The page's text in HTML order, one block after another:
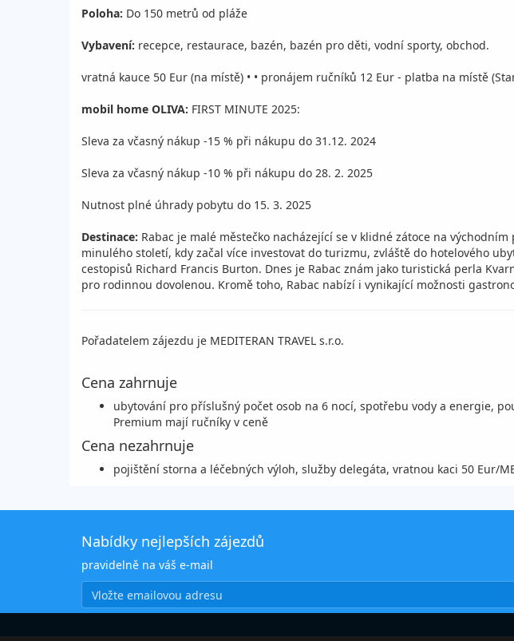
Poloha: Do 150 metrů od pláže
Vybavení: recepce, restaurace, bazén, bazén pro děti, vodní sporty, obchod.
vratná kauce 50 Eur (na místě) • • pronájem ručníků 12 Eur - platba na místě
mobil home OLIVA: FIRST MINUTE 2025:
Sleva za včasný nákup -15 % při nákupu do 31.12. 2024
Sleva za včasný nákup -10 % při nákupu do 28. 2. 2025
Nutnost plné úhrady pobytu do 15. 3. 2025
Destinace: Rabac je malé městečko nacházející se v klidné zátoce na
minulého století, kdy začal více investovat do turizmu, zvláště do hotelového
cestopisů Richard Francis Burton. Dnes je Rabac znám jako turistická perla
pro rodinnou dovolenou. Kromě toho, Rabac nabízí i vynikající možnosti
Pořadatelem zájezdu je MEDITERAN TRAVEL s.r.o.
Cena zahrnuje
ubytování pro příslušný počet osob na 6 nocí, spotřebu vody a energie,
Premium mají ručníky v ceně
Cena nezahrnuje
pojištění storna a léčebných výloh, služby delegáta, vratnou kaci 50 Eur/
Nabídky nejlepších zájezdů
pravidelně na váš e-mail